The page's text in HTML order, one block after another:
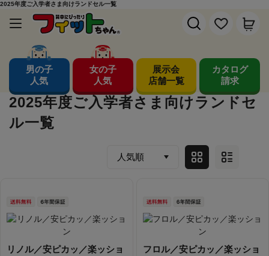
2025年度ご入学者さま向けランドセル一覧
男の子
人気
女の子
人気
展示会
店舗一覧
カタログ
請求
2025年度ご入学者さま向けランドセ
ル一覧
リノル／安ピカッ／楽ッショ
フロル／安ピカッ／楽ッショ